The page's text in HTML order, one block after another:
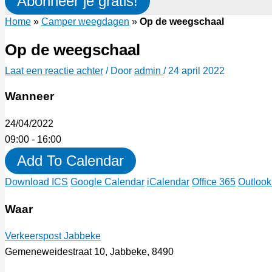
Home » Camper weegdagen » Op de weegschaal
Op de weegschaal
Laat een reactie achter / Door admin / 24 april 2022
Wanneer
24/04/2022
09:00 - 16:00
Add To Calendar
Download ICS Google Calendar iCalendar Office 365
Waar
Verkeerspost Jabbeke
Gemeneweidestraat 10, Jabbeke, 8490